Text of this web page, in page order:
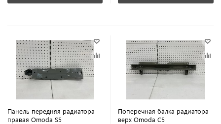
Панель передняя радиатора
правая Omoda S5
Поперечная балка радиатора
верх Omoda C5